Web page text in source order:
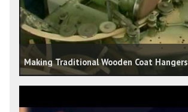
Making Traditional Wooden Coat Hangers